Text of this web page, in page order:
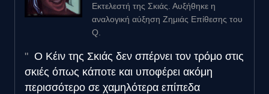
Εκτελεστή της Σκιάς. Αυξήθηκε η
αναλογική αύξηση Ζημιάς Επίθεσης του
Q.
Ο Κέιν της Σκιάς δεν σπέρνει τον τρόμο στις
σκιές όπως κάποτε και υποφέρει ακόμη
περισσότερο σε χαμηλότερα επίπεδα